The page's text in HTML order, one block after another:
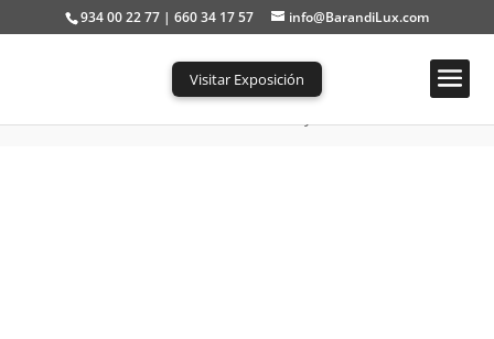
934 00 22 77 | 660 34 17 57 info@BarandiLux.com
Visitar Exposición